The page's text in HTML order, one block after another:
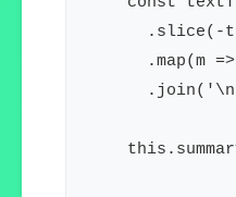
.slice(-
.map(m